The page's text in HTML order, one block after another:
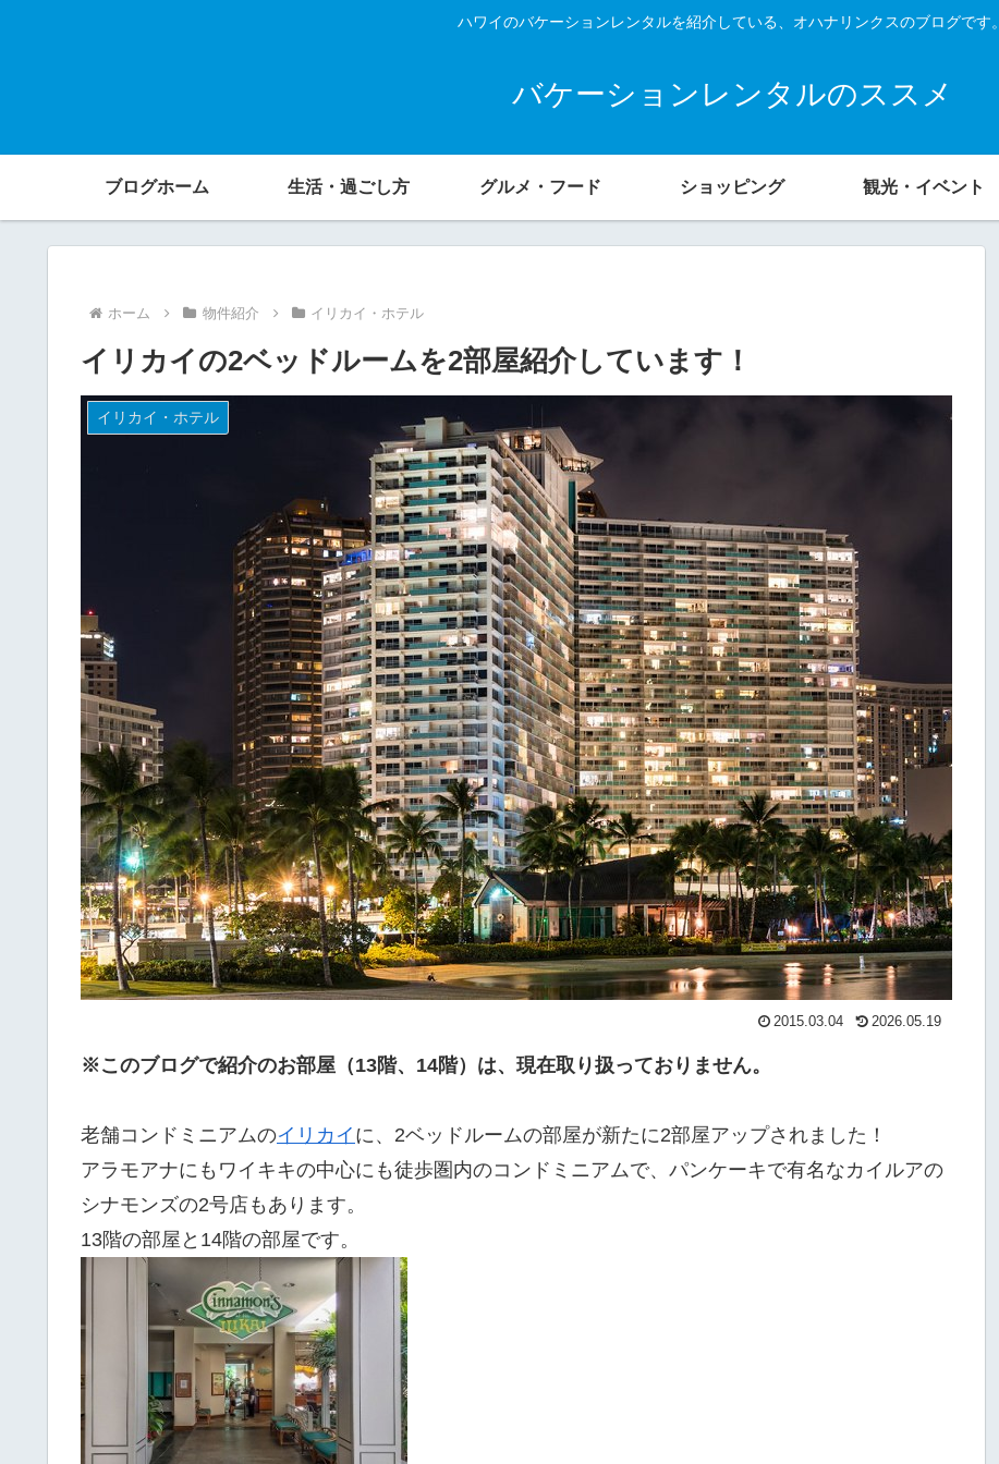
ハワイのバケーションレンタルを紹介している、オハナリンクスのブログです。
バケーションレンタルのススメ
ブログホーム 生活・過ごし方 グルメ・フード ショッピング 観光・イベント
ホーム 物件紹介 イリカイ・ホテル
イリカイの2ベッドルームを2部屋紹介しています！
イリカイ・ホテル
2015.03.04 2026.05.19
※このブログで紹介のお部屋（13階、14階）は、現在取り扱っておりません。
老舗コンドミニアムのイリカイ に、2ベッドルームの部屋が新たに2部屋アップされました！
アラモアナにもワイキキの中心にも徒歩圏内のコンドミニアムで、パンケーキで有名なカイルアの
シナモンズの2号店もあります。
13階の部屋と14階の部屋です。